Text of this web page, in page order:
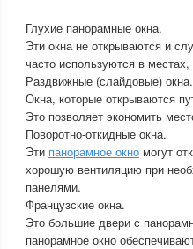
Глухие панорамные окна.
Эти окна не открываются и
часто используются в местах,
Раздвижные (слайдовые) окна.
Окна, которые открываются
Это позволяет экономить
Поворотно-откидные окна.
Эти панорамное окно могут
хорошую вентиляцию при
панелями.
Французские окна.
Это большие двери с
панорамное окно